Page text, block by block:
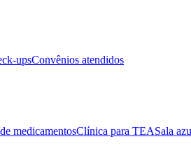
upsConvênios atendidos
medicamentosClínica para TEASala